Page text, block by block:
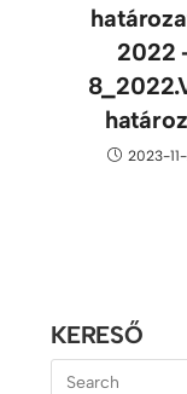
2022
2023-
KERESŐ